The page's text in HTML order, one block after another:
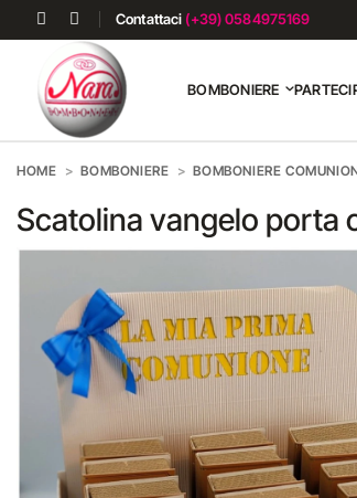
Contattaci (+39) 0584975169
BOMBONIERE
HOME BOMBONIERE BOMBONIERE
Scatolina vangelo porta